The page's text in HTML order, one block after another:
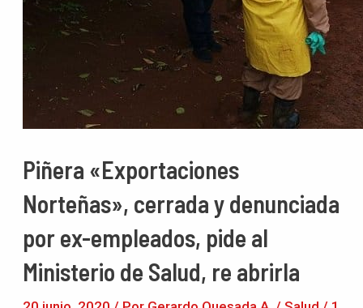
Piñera «Exportaciones
Norteñas», cerrada y denunciada
por ex-empleados, pide al
Ministerio de Salud, re abrirla